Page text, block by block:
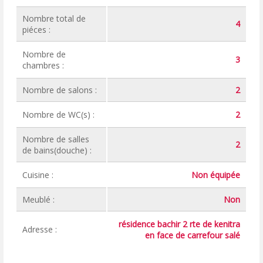
Nombre total de
piéces :
4
Nombre de
chambres :
3
Nombre de salons : 2
Nombre de WC(s) : 2
Nombre de salles
de bains(douche) :
2
Cuisine : Non équipée
Meublé : Non
Adresse :
résidence bachir 2 rte de kenitra
en face de carrefour salé